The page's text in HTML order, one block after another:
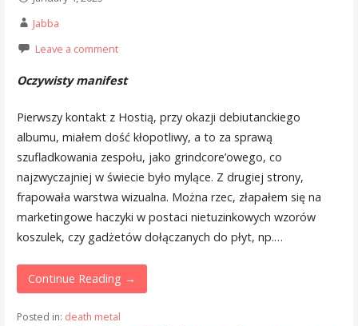
Jabba
Leave a comment
Oczywisty manifest
Pierwszy kontakt z Hostią, przy okazji debiutanckiego
albumu, miałem dość kłopotliwy, a to za sprawą
szufladkowania zespołu, jako grindcore’owego, co
najzwyczajniej w świecie było mylące. Z drugiej strony,
frapowała warstwa wizualna. Można rzec, złapałem się na
marketingowe haczyki w postaci nietuzinkowych wzorów
koszulek, czy gadżetów dołączanych do płyt, np.…
Continue Reading →
Posted in: death metal